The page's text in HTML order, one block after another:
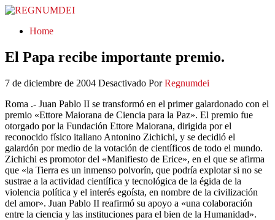
REGNUMDEI
Home
El Papa recibe importante premio.
7 de diciembre de 2004 Desactivado Por Regnumdei
Roma .- Juan Pablo II se transformó en el primer galardonado con el
premio «Ettore Maiorana de Ciencia para la Paz». El premio fue
otorgado por la Fundación Ettore Maiorana, dirigida por el
reconocido físico italiano Antonino Zichichi, y se decidió el
galardón por medio de la votación de científicos de todo el mundo.
Zichichi es promotor del «Manifiesto de Erice», en el que se afirma
que «la Tierra es un inmenso polvorín, que podría explotar si no se
sustrae a la actividad científica y tecnológica de la égida de la
violencia política y el interés egoísta, en nombre de la civilización
del amor». Juan Pablo II reafirmó su apoyo a «una colaboración
entre la ciencia y las instituciones para el bien de la Humanidad».